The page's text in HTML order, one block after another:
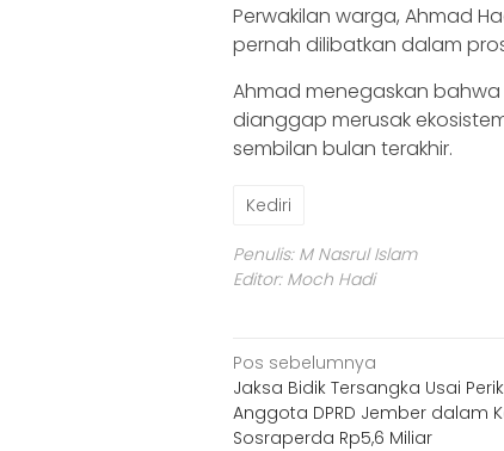
Perwakilan warga, Ahmad
pernah dilibatkan dalam
Ahmad menegaskan
dianggap merusak
sembilan bulan terakhir.
Kediri
Penulis: M Nasrul Islam
Editor: Moch Hadi
Navigasi
pos
Pos sebelumnya
Jaksa Bidik Tersangka Usai
Anggota DPRD Jember dalam
Sosraperda Rp5,6 Miliar